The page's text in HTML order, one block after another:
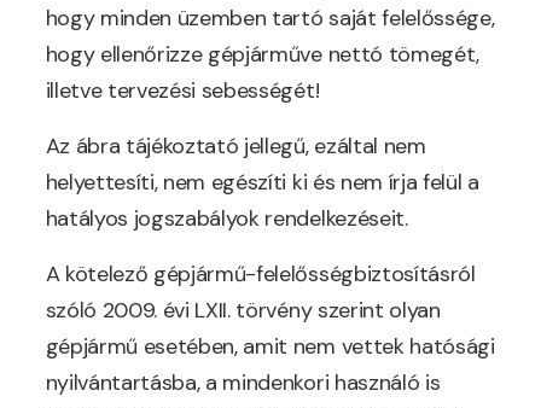
hogy minden üzemben tartó saját felelőssége,
hogy ellenőrizze gépjárműve nettó tömegét,
illetve tervezési sebességét!
Az ábra tájékoztató jellegű, ezáltal nem
helyettesíti, nem egészíti ki és nem írja felül a
hatályos jogszabályok rendelkezéseit.
A kötelező gépjármű-felelősségbiztosításról
szóló 2009. évi LXII. törvény szerint olyan
gépjármű esetében, amit nem vettek hatósági
nyilvántartásba, a mindenkori használó is